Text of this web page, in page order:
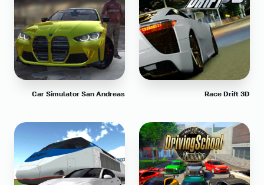
Race Drift 3D
Car Simulator San Andreas